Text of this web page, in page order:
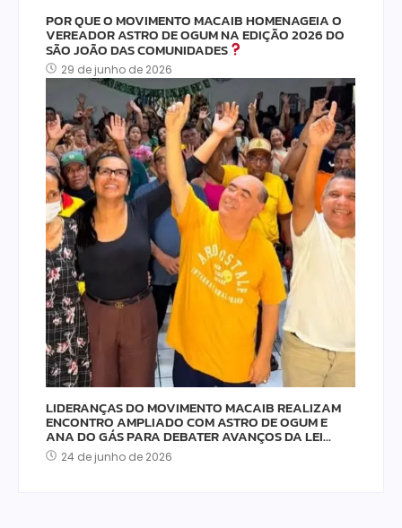
POR QUE O MOVIMENTO MACAIB HOMENAGEIA O
VEREADOR ASTRO DE OGUM NA EDIÇÃO 2026 DO
SÃO JOÃO DAS COMUNIDADES
29 de junho de 2026
LIDERANÇAS DO MOVIMENTO MACAIB REALIZAM
ENCONTRO AMPLIADO COM ASTRO DE OGUM E
ANA DO GÁS PARA DEBATER AVANÇOS DA LEI…
24 de junho de 2026